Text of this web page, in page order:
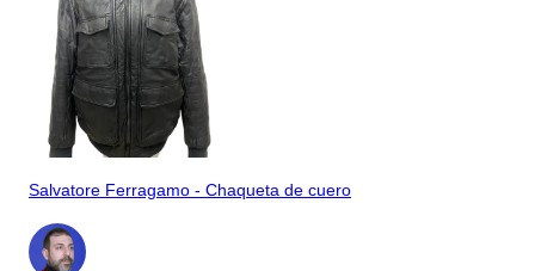
Salvatore Ferragamo - Chaqueta de cuero